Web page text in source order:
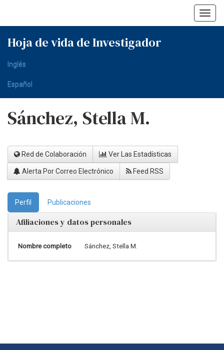
Hoja de vida de Investigador
Inglés
Español
Sánchez, Stella M.
Red de Colaboración Ver Las Estadísticas
Alerta Por Correo Electrónico Feed RSS
Perfil Publicaciones
Afiliaciones y datos personales
Nombre completo Sánchez, Stella M.